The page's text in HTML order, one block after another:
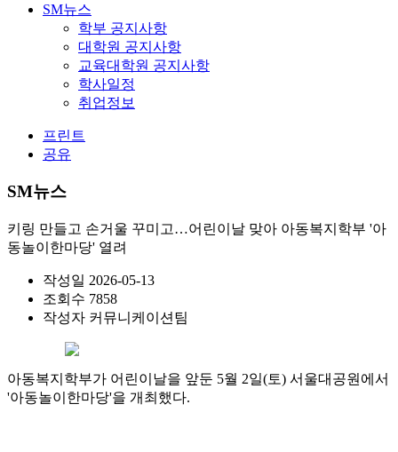
SM뉴스
학부 공지사항
대학원 공지사항
교육대학원 공지사항
학사일정
취업정보
프린트
공유
SM뉴스
키링 만들고 손거울 꾸미고…어린이날 맞아 아동복지학부 '아
동놀이한마당' 열려
작성일 2026-05-13
조회수 7858
작성자 커뮤니케이션팀
아동복지학부가 어린이날을 앞둔 5월 2일(토) 서울대공원에서
'아동놀이한마당'을 개최했다.